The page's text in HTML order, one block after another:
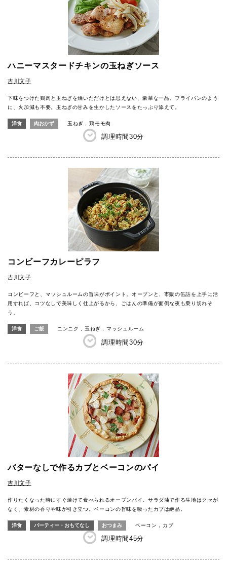
ハニーマスタードチキンの玉ねぎソース
吉川文子
下味をつけた鶏肉と玉ねぎを焼いただけとは思えない、豪華な一品。フライパンのよう
に、火加減も不要。玉ねぎの甘みを生かしたソースをたっぷり添えて。
洋食 肉おかず 玉ねぎ 鶏モモ肉
調理時間30分
コンビーフカレーピラフ
吉川文子
コンビーフと、マッシュルームの旨味がポイント。オーブンと、市販の缶詰を上手に活
用すれば、コツなしで美味しく仕上がるから、ごはんの準備が面倒な夜も乗り切れそ
う。
洋食 ご飯 ニンニク 玉ねぎ マッシュルーム
調理時間30分
バターなしで作るカブとベーコンのパイ
吉川文子
作りたくなった時にすぐ焼けて食べられるオープンパイ。サラダ油で作る生地はクセが
なく、素材の香りや味が引き立つ。ベーコンの旨味を吸ったカブは絶品。
洋食 パーティー・おもてなし おつまみ ベーコン カブ
調理時間45分